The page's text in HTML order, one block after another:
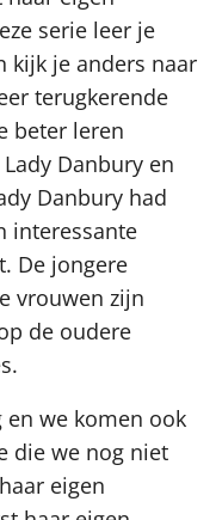
serie leer je
kijk je anders naar
terugkerende
beter leren
Danbury en
Danbury had
interessante
De jongere
vrouwen zijn
de oudere
en we komen ook
die we nog niet
eigen